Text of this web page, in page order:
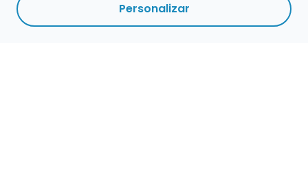
Personalizar